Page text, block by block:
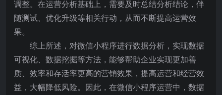
调整。在运营分析基础上，需要及时总结分析结论，伴
随测试、优化升级等相关行动，从而不断提高运营效
果。
综上所述，对微信小程序进行数据分析，实现数据
可视化、数据挖掘等方法，能够帮助企业实现更加善
质、效率和存活率更高的营销效果，提高运营和经营效
益，大幅降低风险。因此，在微信小程序运营中，数据